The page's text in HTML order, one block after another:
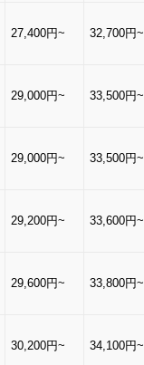
27,400円~ 32,700円~
29,000円~ 33,500円~
29,000円~ 33,500円~
29,200円~ 33,600円~
29,600円~ 33,800円~
30,200円~ 34,100円~